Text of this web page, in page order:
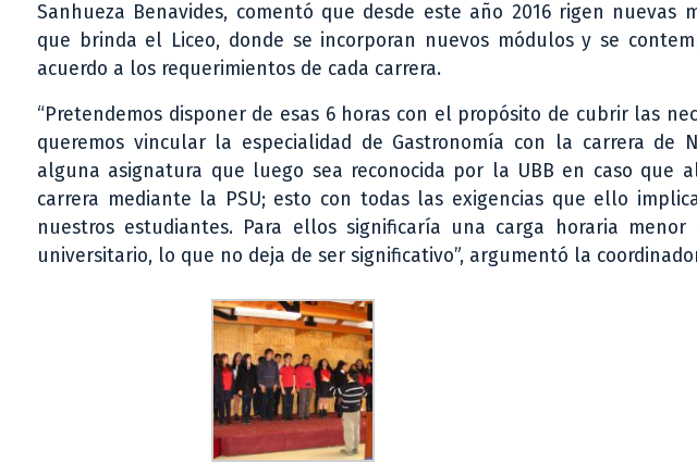
Sanhueza Benavides, comentó que desde este año 2016 rigen nuevas
que brinda el Liceo, donde se incorporan nuevos módulos y se
acuerdo a los requerimientos de cada carrera.
“Pretendemos disponer de esas 6 horas con el propósito de cubrir las
queremos vincular la especialidad de Gastronomía con la carrera de
alguna asignatura que luego sea reconocida por la UBB en caso que
carrera mediante la PSU; esto con todas las exigencias que ello
nuestros estudiantes. Para ellos significaría una carga horaria
universitario, lo que no deja de ser significativo”, argumentó la